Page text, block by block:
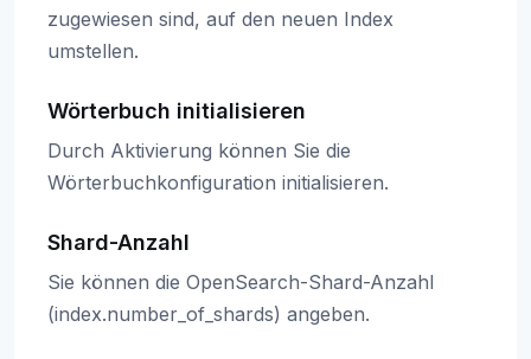
zugewiesen sind, auf den neuen Index
umstellen.
Wörterbuch initialisieren
Durch Aktivierung können Sie die
Wörterbuchkonfiguration initialisieren.
Shard-Anzahl
Sie können die OpenSearch-Shard-Anzahl
(index.number_of_shards) angeben.